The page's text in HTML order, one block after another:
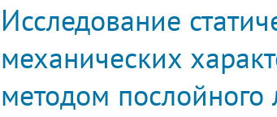
Исследование
механических
методом послойного